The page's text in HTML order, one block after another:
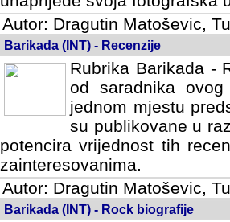
Autor: Dragutin Matoševic,
Barikada (INT) - Recenzije
Rubrika Barikada -
od saradnika
jednom mjestu
su publikovane u
potencira vrijednost tih
zainteresovanima.
Autor: Dragutin Matoševic,
Barikada (INT) - Rock biografije